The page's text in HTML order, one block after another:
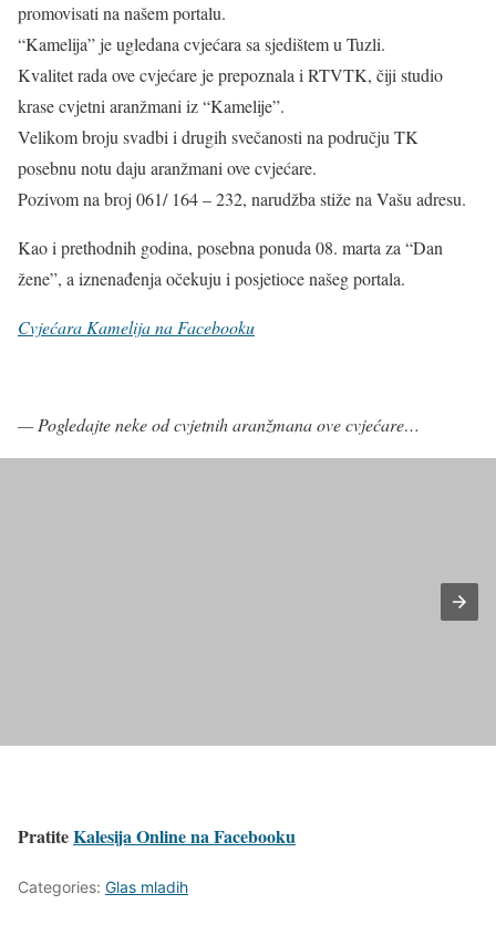
promovisati na našem portalu.
“Kamelija” je ugledana cvjećara sa sjedištem u Tuzli.
Kvalitet rada ove cvjećare je prepoznala i RTVTK, čiji studio
krase cvjetni aranžmani iz “Kamelije”.
Velikom broju svadbi i drugih svečanosti na području TK
posebnu notu daju aranžmani ove cvjećare.
Pozivom na broj 061/ 164 – 232, narudžba stiže na Vašu adresu.
Kao i prethodnih godina, posebna ponuda 08. marta za “Dan
žene”, a iznenađenja očekuju i posjetioce našeg portala.
Cvjećara Kamelija na Facebooku
— Pogledajte neke od cvjetnih aranžmana ove cvjećare…
PratiteKalesija Online na Facebooku
Categories: Glas mladih